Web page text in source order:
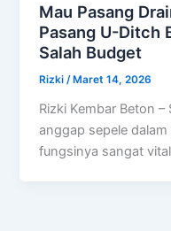
Mau Pasang
Pasang U-Ditch
Salah Budget
Rizki/Maret 14, 2026
Rizki Kembar Beton
anggap sepele
fungsinya sangat